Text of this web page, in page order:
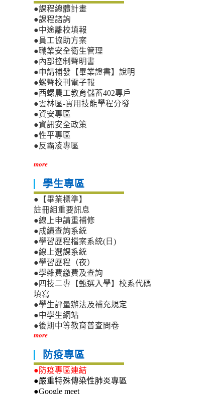
●課程總體計畫
●課程諮詢
●中途離校填報
●員工協助方案
●職業安全衛生管理
●內部控制聲明書
●申請補發【畢業證書】說明
●螺聲校刊電子報
●西螺農工教育儲蓄402專戶
●雲林區-實用技能學程分發
●資安專區
●資訊安全政策
●性平專區
●反霸凌專區
more
學生專區
●【畢業標準】
註冊組重要訊息
●線上申請重補修
●成績查詢系統
●學習歷程檔案系統(日)
●線上選課系統
●學習歷程（夜）
●學雜費繳費及查詢
●四技二專【甄選入學】校系代碼
填寫
●學生評量辦法及補充規定
●中學生網站
●後期中等教育普查問卷
more
防疫專區
●防疫專區連結
●嚴重特殊傳染性肺炎專區
●Google meet